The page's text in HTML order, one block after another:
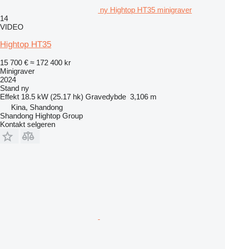
ny Hightop HT35 minigraver
14
VIDEO
Hightop HT35
15 700 € ≈ 172 400 kr
Minigraver
2024
Stand ny
Effekt 18.5 kW (25.17 hk) Gravedybde 3,106 m
Kina, Shandong
Shandong Hightop Group
Kontakt selgeren